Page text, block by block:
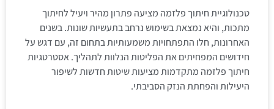
טכנולוגיית חיתוך פלזמה מציעה פתרון מהיר ויעיל לחיתוך
מתכות, והיא נמצאת בשימוש נרחב בתעשיות שונות. בשנים
האחרונות, חלו התפתחויות משמעותיות בתחום זה, עם דגש על
חידושים המפחיתים את הפליטות הנלוות לתהליך. אסטרטגיות
חיתוך פלזמה מתקדמות מציעות שיטות חדשות לשיפור
היעילות והפחתת הנזק הסביבתי.